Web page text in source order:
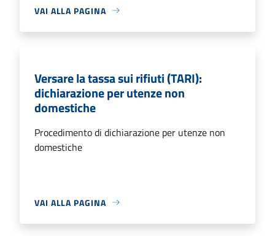
VAI ALLA PAGINA
Versare la tassa sui rifiuti (TARI):
dichiarazione per utenze non
domestiche
Procedimento di dichiarazione per utenze non
domestiche
VAI ALLA PAGINA